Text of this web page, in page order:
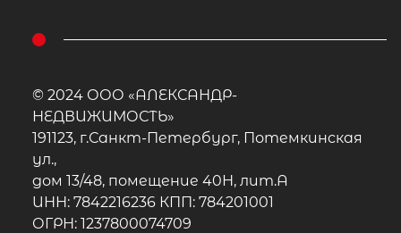
Количество соток
© 2024 ООО «АЛЕКСАНДР-
НЕДВИЖИМОСТЬ»
191123, г.Санкт-Петербург, Потемкинская
ул.,
дом 13/48, помещение 40Н, лит.А
ИНН: 7842216236 КПП: 784201001
ОГРН: 1237800074709